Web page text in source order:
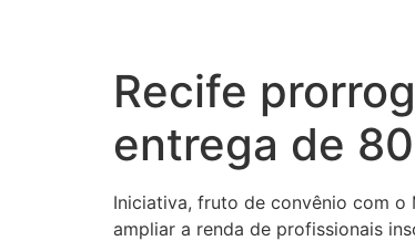
Recife
entrega de
Iniciativa, fruto de convênio com
ampliar a renda de profissionais